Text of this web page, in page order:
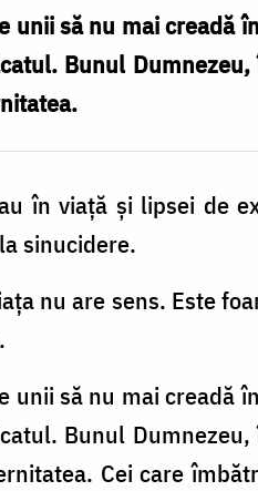
să nu mai creadă
Bunul
în viață și lipsei de
sinucidere.
nu are sens. Este
să nu mai creadă
Bunul
Cei care